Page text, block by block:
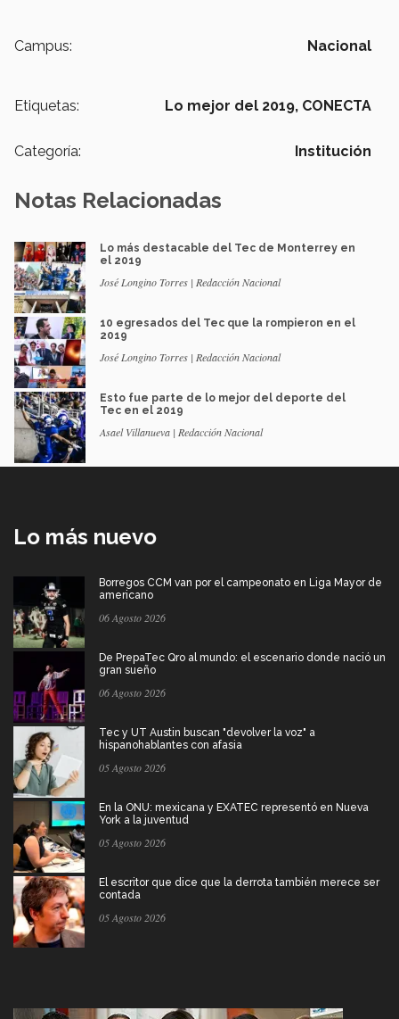
Campus: Nacional
Etiquetas: Lo mejor del 2019, CONECTA
Categoría: Institución
Notas Relacionadas
Lo más destacable del Tec de Monterrey en
el 2019
José Longino Torres | Redacción Nacional
10 egresados del Tec que la rompieron en el
2019
José Longino Torres | Redacción Nacional
Esto fue parte de lo mejor del deporte del
Tec en el 2019
Asael Villanueva | Redacción Nacional
Lo más nuevo
Borregos CCM van por el campeonato en Liga Mayor de
americano
06 Agosto 2026
De PrepaTec Qro al mundo: el escenario donde nació un
gran sueño
06 Agosto 2026
Tec y UT Austin buscan "devolver la voz" a
hispanohablantes con afasia
05 Agosto 2026
En la ONU: mexicana y EXATEC representó en Nueva
York a la juventud
05 Agosto 2026
El escritor que dice que la derrota también merece ser
contada
05 Agosto 2026